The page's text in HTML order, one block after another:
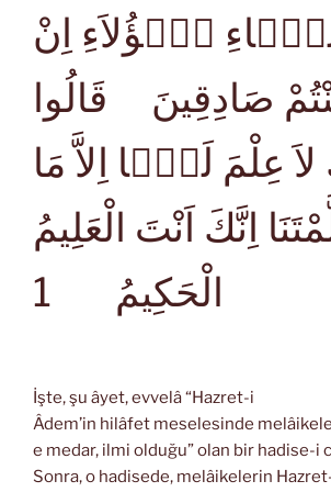
هٰۤؤُلاَءِ اِنْ
صَادِقِينَ قَالُوا
عِلْمَ لَنَۤا اِلاَّ مَا
اِنَّكَ اَنْتَ الْعَلِيمُ
الْحَكِيمُ
1
İşte, şu âyet, evvelâ “Hazret-i
Âdem’in hilâfet meselesinde
e medar, ilmi olduğu” olan bir hadise-i
Sonra, o hadisede, melâikelerin Hazret-